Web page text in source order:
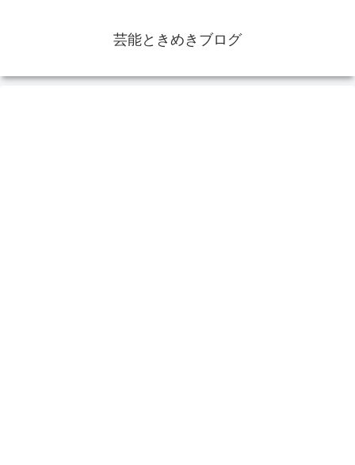
芸能ときめきブログ